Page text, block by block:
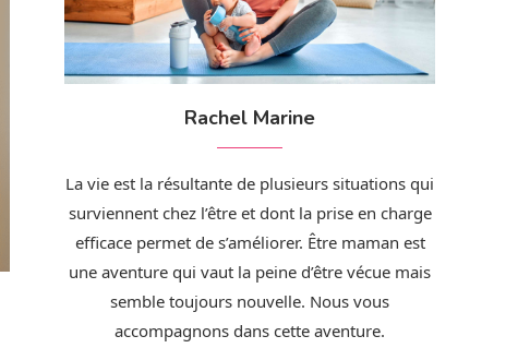
Rachel Marine
La vie est la résultante de plusieurs situations qui
surviennent chez l’être et dont la prise en charge
efficace permet de s’améliorer. Être maman est
une aventure qui vaut la peine d’être vécue mais
semble toujours nouvelle. Nous vous
accompagnons dans cette aventure.